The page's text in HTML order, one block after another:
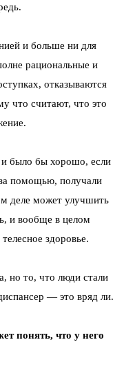
и больше ни для
рациональные и
отказываются
что считают, что это
и было бы хорошо, если
помощью, получали
деле может улучшить
и вообще в целом
здоровье.
но то, что люди стали
— это вряд ли.
понять, что у него